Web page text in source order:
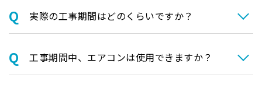
実際の⼯事期間はどのくらいですか？
⼯事期間中、エアコンは使⽤できますか？